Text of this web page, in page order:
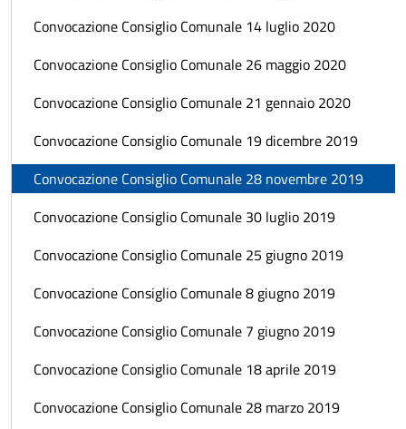
Convocazione Consiglio Comunale 14 luglio 2020
Convocazione Consiglio Comunale 26 maggio 2020
Convocazione Consiglio Comunale 21 gennaio 2020
Convocazione Consiglio Comunale 19 dicembre 2019
Convocazione Consiglio Comunale 28 novembre 2019
Convocazione Consiglio Comunale 30 luglio 2019
Convocazione Consiglio Comunale 25 giugno 2019
Convocazione Consiglio Comunale 8 giugno 2019
Convocazione Consiglio Comunale 7 giugno 2019
Convocazione Consiglio Comunale 18 aprile 2019
Convocazione Consiglio Comunale 28 marzo 2019